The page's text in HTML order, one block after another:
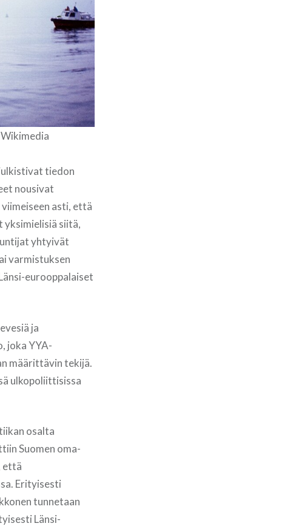
tiedon
nousivat
asti, että
yksimielisiä siitä,
yhtyivät
varmistuksen
eurooppalaiset
ja
joka YYA-
määrittävin tekijä.
ulkopoliittisissa
osalta
Suomen oma-
että
Erityisesti
tunnetaan
Länsi-